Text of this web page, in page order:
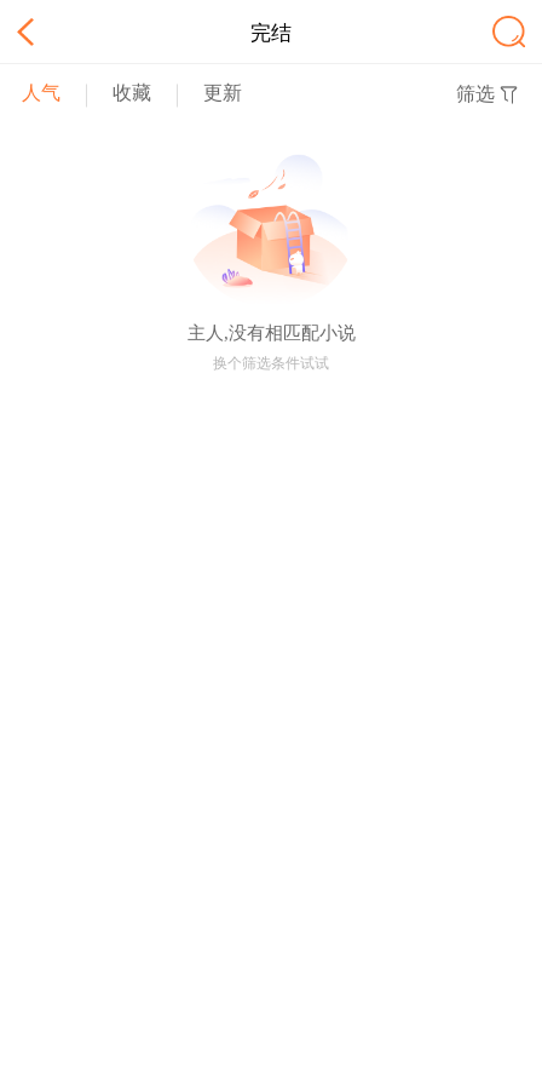
完结
人气 收藏 更新 筛选
主人,没有相匹配小说
换个筛选条件试试